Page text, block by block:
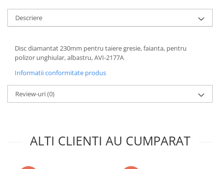
Baterii sanitare cu incalzire instant
Fitinguri si accesorii
Sisteme filtrare instalatii
Sonerii electrice
Termometre Meteo
Gradina - Gradinarit
Accesorii fierastraie cu lant
Accesorii pompe de apa
Descriere
Disc diamantat 230mm pentru taiere gresie, faianta, pentru
polizor unghiular, albastru, AVI-2177A
Informatii conformitate produs
Review-uri(0)
ALTI CLIENTI AU CUMPARAT